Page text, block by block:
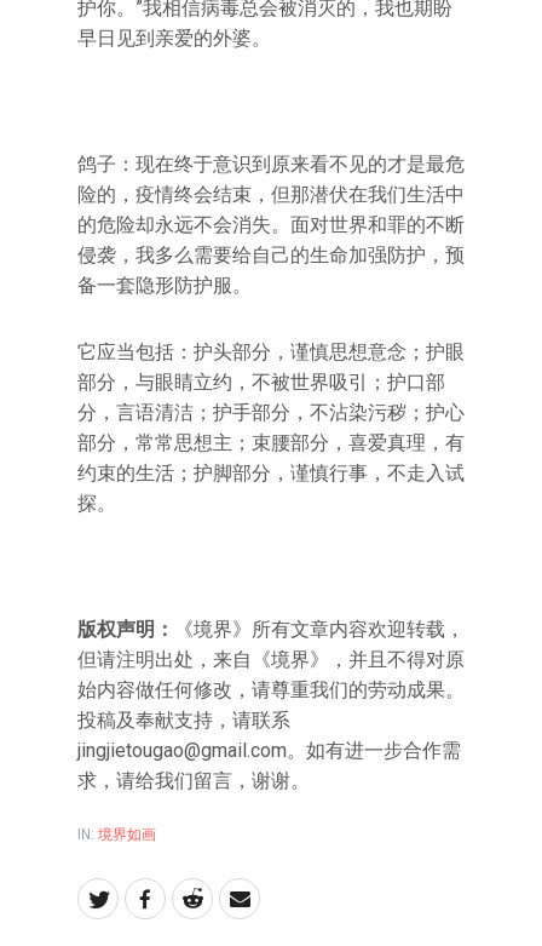
护你。”我相信病毒总会被消灭的，我也期盼
早日见到亲爱的外婆。
鸽子：现在终于意识到原来看不见的才是最危
险的，疫情终会结束，但那潜伏在我们生活中
的危险却永远不会消失。面对世界和罪的不断
侵袭，我多么需要给自己的生命加强防护，预
备一套隐形防护服。
它应当包括：护头部分，谨慎思想意念；护眼
部分，与眼睛立约，不被世界吸引；护口部
分，言语清洁；护手部分，不沾染污秽；护心
部分，常常思想主；束腰部分，喜爱真理，有
约束的生活；护脚部分，谨慎行事，不走入试
探。
版权声明：
《境界》所有文章内容欢迎转载，
但请注明出处，来自《境界》，并且不得对原
始内容做任何修改，请尊重我们的劳动成果。
投稿及奉献支持，请联系
jingjietougao@gmail.com。如有进一步合作需
求，请给我们留言，谢谢。
IN: 境界如画